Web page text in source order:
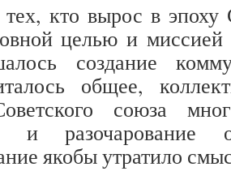
кто вырос в
целью и миссией
создание
общее,
союза
и
якобы утратило